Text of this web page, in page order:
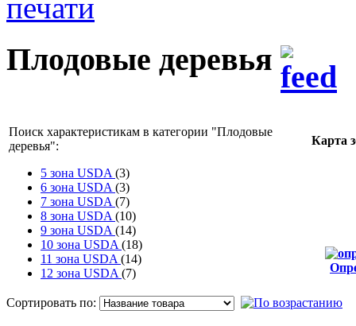
Плодовые деревья
Поиск характеристикам в категории "Плодовые
деревья":
5 зона USDA (3)
6 зона USDA (3)
7 зона USDA (7)
8 зона USDA (10)
9 зона USDA (14)
10 зона USDA (18)
11 зона USDA (14)
12 зона USDA (7)
Карта
Сортировать по: